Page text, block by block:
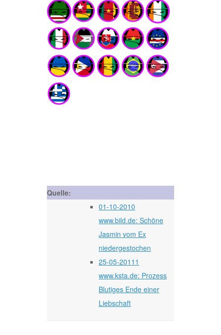
Quelle:
01-10-2010
www.bild.de: Schöne
Jasmin vom Ex
niedergestochen
25-05-20111
www.ksta.de: Prozess
Blutiges Ende einer
Liebschaft